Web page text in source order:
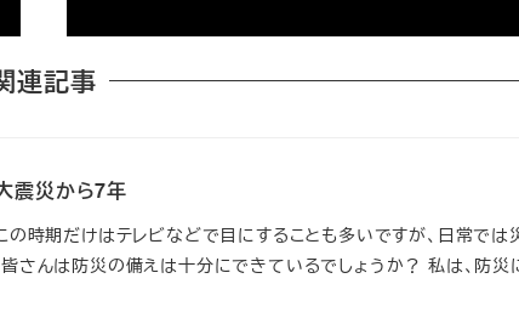
連記事
震災から7年
の時期だけはテレビなどで目にすることも多いですが、日常では
さんは防災の備えは十分にできているでしょうか？ 私は、防災